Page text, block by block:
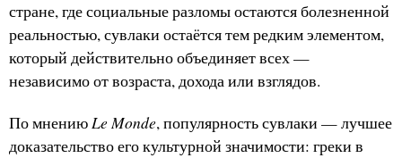
стране, где социальные разломы остаются болезненной
реальностью, сувлаки остаётся тем редким элементом,
который действительно объединяет всех —
независимо от возраста, дохода или взглядов.
По мнениюLe Monde, популярность сувлаки — лучшее
доказательство его культурной значимости: греки в